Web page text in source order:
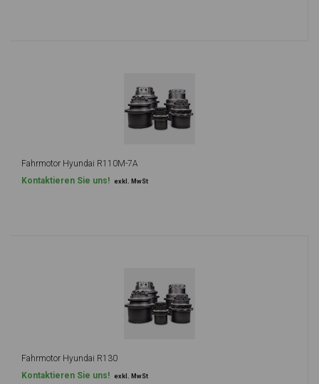
Fahrmotor Hyundai R110M-7A
Kontaktieren Sie uns! exkl. MwSt
Fahrmotor Hyundai R130
Kontaktieren Sie uns! exkl. MwSt